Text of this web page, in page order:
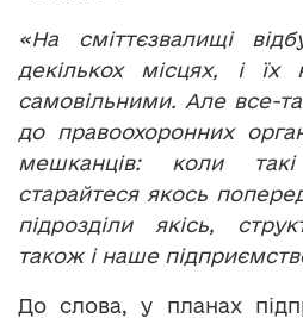
«На сміттєзвалищі
декількох місцях, і
самовільними. Але все-
до правоохоронних
мешканців: коли
старайтеся якось
підрозділи якісь,
також і наше
До слова, у планах